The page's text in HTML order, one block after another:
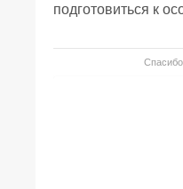
подготовиться к
Спасибо